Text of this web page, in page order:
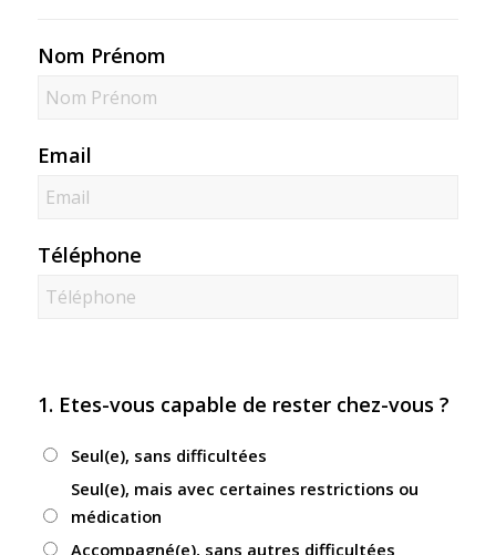
Nom Prénom
Email
Téléphone
1. Etes-vous capable de rester chez-vous ?
Seul(e), sans difficultées
Seul(e), mais avec certaines restrictions ou
médication
Accompagné(e), sans autres difficultées